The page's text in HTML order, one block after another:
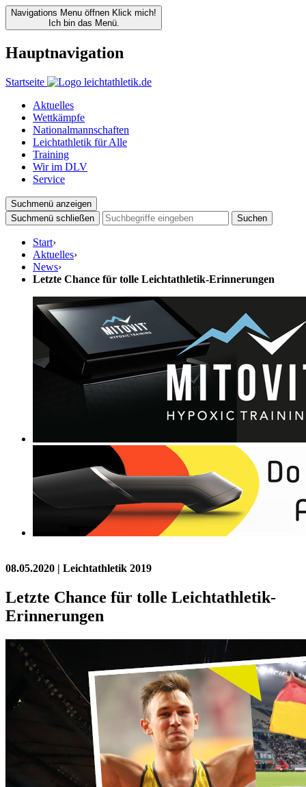
Navigations Menu öffnen Klick mich!
Ich bin das Menü.
Hauptnavigation
Startseite
Aktuelles
Wettkämpfe
Nationalmannschaften
Leichtathletik für Alle
Training
Wir im DLV
Service
Suchmenü anzeigen
Suchmenü schließen
Suchen
Start›
Aktuelles›
News›
Letzte Chance für tolle Leichtathletik-Erinnerungen
08.05.2020 | Leichtathletik 2019
Letzte Chance für tolle Leichtathletik-
Erinnerungen